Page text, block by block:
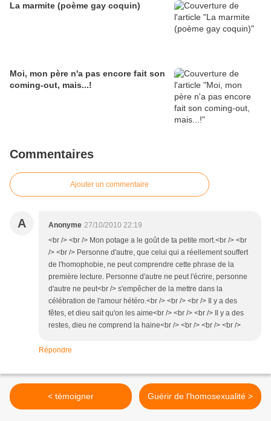
La marmite (poème gay coquin)
Moi, mon père n'a pas encore fait son
coming-out, mais...!
Commentaires
Ajouter un commentaire
A Anonyme 27/10/2010 22:19
<br /> <br /> Mon potage a le goût de ta petite mort.<br /> <br
/> <br /> Personne d'autre, que celui qui a réellement souffert
de l'homophobie, ne peut comprendre cette phrase de la
première lecture. Personne d'autre ne peut l'écrire, personne
d'autre ne peut<br /> s'empêcher de la mettre dans la
célébration de l'amour hétéro.<br /> <br /> <br /> Il y a des
fêtes, et dieu sait qu'on les aime<br /> <br /> <br /> Il y a des
restes, dieu ne comprend la haine<br /> <br /> <br /> <br />
Répondre
< témoigner Guérir de l'homosexualité >